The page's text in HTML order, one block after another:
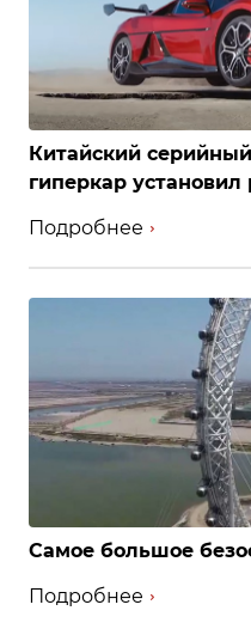
Китайский
гиперкар установил
Подробнее
Самое большое
Подробнее